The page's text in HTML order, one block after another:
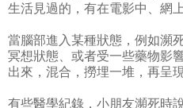
生活見過的，有在電影中、網
當腦部進入某種狀態，例如瀕
冥想狀態、或者受一些藥物影
出來，混合，撈埋一堆，再呈
有些醫學紀錄，小朋友瀕死時